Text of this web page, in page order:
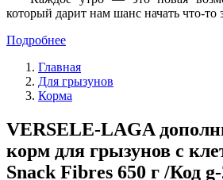
который дарит нам шанс начать что-то
Подробнее
Главная
Для грызунов
Корма
VERSELE-LAGA
корм для грызунов с
Snack Fibres 650 г /Код